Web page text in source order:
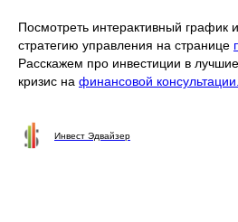
Посмотреть интерактивный график
стратегию управления на странице
Расскажем про инвестиции в
кризис на финансовой консультации.
Инвест Эдвайзер